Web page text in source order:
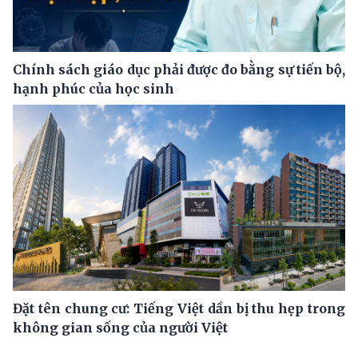
Chính sách giáo dục phải được đo bằng sự tiến bộ,
hạnh phúc của học sinh
Đặt tên chung cư: Tiếng Việt dần bị thu hẹp trong
không gian sống của người Việt